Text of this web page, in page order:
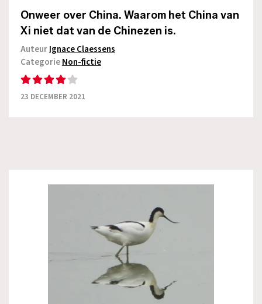
Onweer over China. Waarom het China van
Xi niet dat van de Chinezen is.
AuteurIgnace Claessens
CategorieNon-fictie
23 DECEMBER 2021